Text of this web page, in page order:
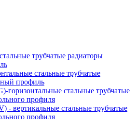
трубчатые радиаторы
стальные трубчатые
профиль
горизонтальные стальные трубчатые
профиля
- вертикальные стальные трубчатые
профиля